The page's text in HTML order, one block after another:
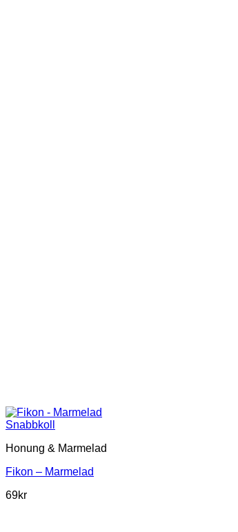
Snabbkoll
Honung & Marmelad
Fikon – Marmelad
69kr